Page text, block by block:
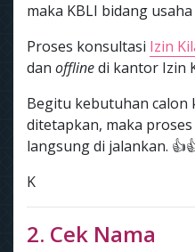
maka KBLI bidang
Proses konsultasi Izin
dan offlinedi kantor Izin
Begitu kebutuhan calon
ditetapkan, maka
langsung di jalankan.
K
2. Cek Nama